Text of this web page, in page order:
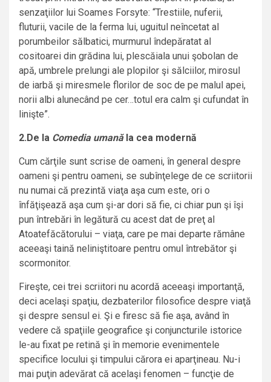
senzaţiilor lui Soames Forsyte: “Trestiile, nuferii,
fluturii, vacile de la ferma lui, uguitul neîncetat al
porumbeilor sălbatici, murmurul îndepăratat al
cositoarei din grădina lui, plescăiala unui şobolan de
apă, umbrele prelungi ale plopilor şi sălciilor, mirosul
de iarbă şi miresmele florilor de soc de pe malul apei,
norii albi alunecând pe cer…totul era calm şi cufundat în
linişte”.
2.De la Comedia umanăla cea modernă
Cum cărţile sunt scrise de oameni, în general despre
oameni şi pentru oameni, se subînţelege de ce scriitorii
nu numai că prezintă viaţa aşa cum este, ori o
înfăţişează aşa cum şi-ar dori să fie, ci chiar pun şi îşi
pun întrebări în legătură cu acest dat de preţ al
Atoatefăcătorului – viaţa, care pe mai departe rămâne
aceeaşi taină neliniştitoare pentru omul întrebător şi
scormonitor.
Fireşte, cei trei scriitori nu acordă aceeaşi importanţă,
deci acelaşi spaţiu, dezbaterilor filosofice despre viaţă
şi despre sensul ei. Şi e firesc să fie aşa, având în
vedere că spaţiile geografice şi conjuncturile istorice
le-au fixat pe retină şi în memorie evenimentele
specifice locului şi timpului cărora ei aparţineau. Nu-i
mai puţin adevărat că acelaşi fenomen – funcţie de